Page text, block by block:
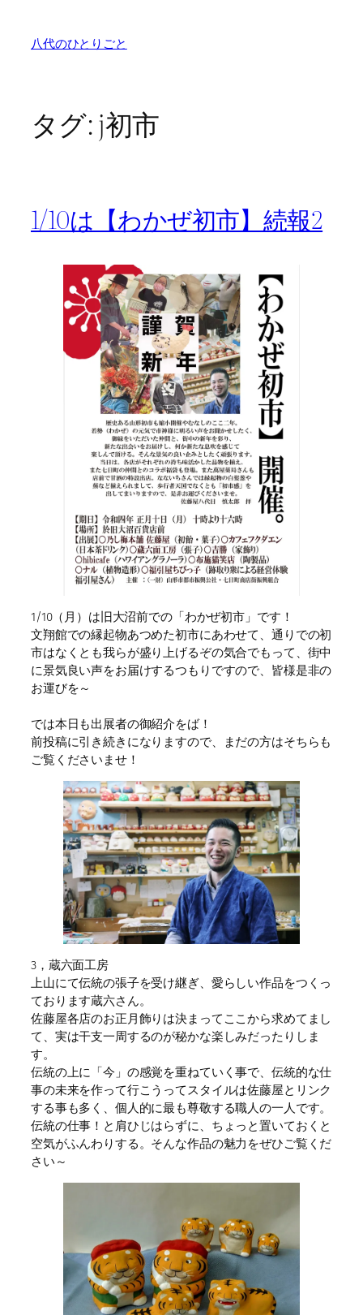
八代のひとりごと
タグ:j初市
1/10は【わかぜ初市】続報2
1/10（月）は旧大沼前での「わかぜ初市」です！
文翔館での縁起物あつめた初市にあわせて、通りでの初
市はなくとも我らが盛り上げるぞの気合でもって、街中
に景気良い声をお届けするつもりですので、皆様是非の
お運びを～
では本日も出展者の御紹介をば！
前投稿に引き続きになりますので、まだの方はそちらも
ご覧くださいませ！
3，蔵六面工房
上山にて伝統の張子を受け継ぎ、愛らしい作品をつくっ
ております蔵六さん。
佐藤屋各店のお正月飾りは決まってここから求めてまし
て、実は干支一周するのが秘かな楽しみだったりしま
す。
伝統の上に「今」の感覚を重ねていく事で、伝統的な仕
事の未来を作って行こうってスタイルは佐藤屋とリンク
する事も多く、個人的に最も尊敬する職人の一人です。
伝統の仕事！と肩ひじはらずに、ちょっと置いておくと
空気がふんわりする。そんな作品の魅力をぜひご覧くだ
さい～